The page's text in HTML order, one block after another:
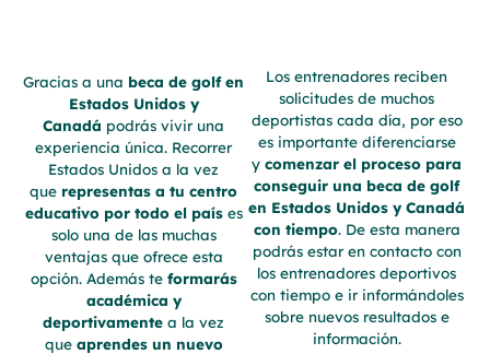
Gracias a una beca de golf en
Estados Unidos y
Canadá podrás vivir una
experiencia única. Recorrer
Estados Unidos a la vez
que representas a tu centro
educativo por todo el países
solo una de las muchas
ventajas que ofrece esta
opción. Además te formarás
académica y
deportivamente a la vez
que aprendes un nuevo
Los entrenadores reciben
solicitudes de muchos
deportistas cada día, por eso
es importante diferenciarse
y comenzar el proceso para
conseguir una beca de golf
en Estados Unidos y Canadá
con tiempo. De esta manera
podrás estar en contacto con
los entrenadores deportivos
con tiempo e ir informándoles
sobre nuevos resultados e
información.